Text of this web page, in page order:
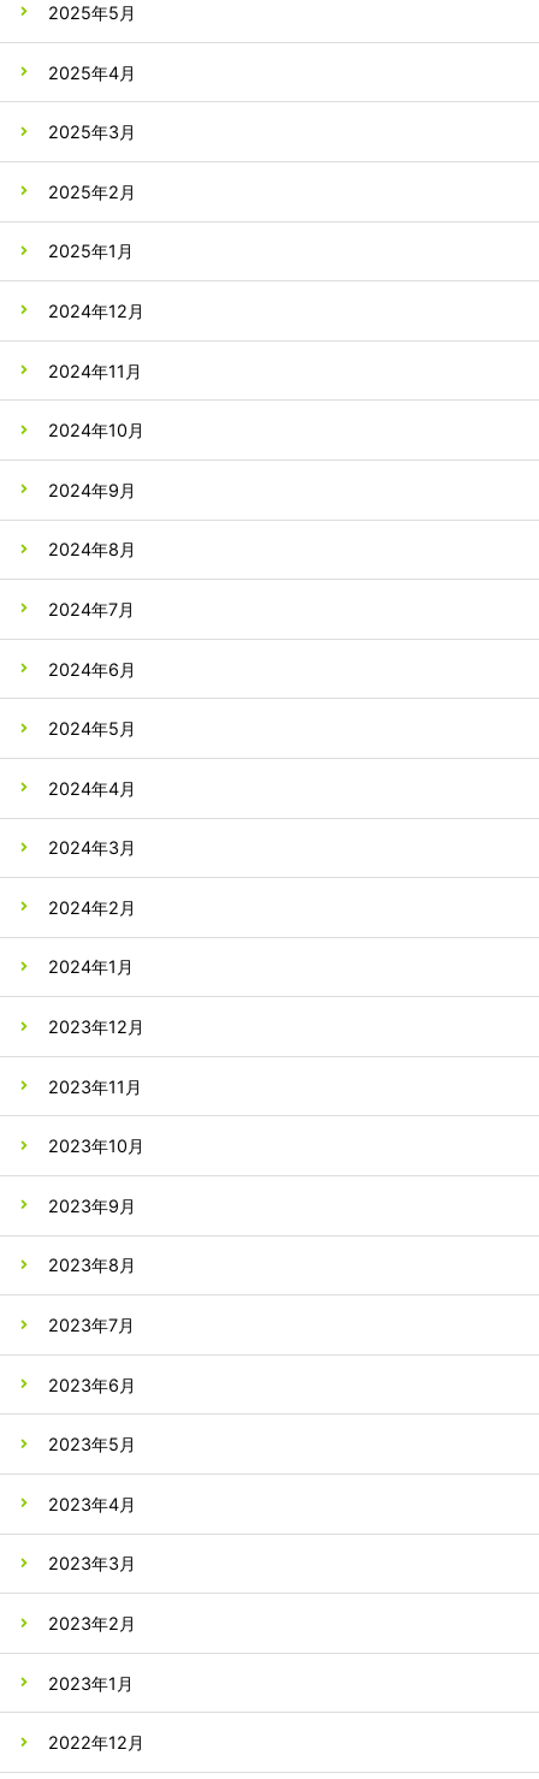
2025年5月
2025年4月
2025年3月
2025年2月
2025年1月
2024年12月
2024年11月
2024年10月
2024年9月
2024年8月
2024年7月
2024年6月
2024年5月
2024年4月
2024年3月
2024年2月
2024年1月
2023年12月
2023年11月
2023年10月
2023年9月
2023年8月
2023年7月
2023年6月
2023年5月
2023年4月
2023年3月
2023年2月
2023年1月
2022年12月